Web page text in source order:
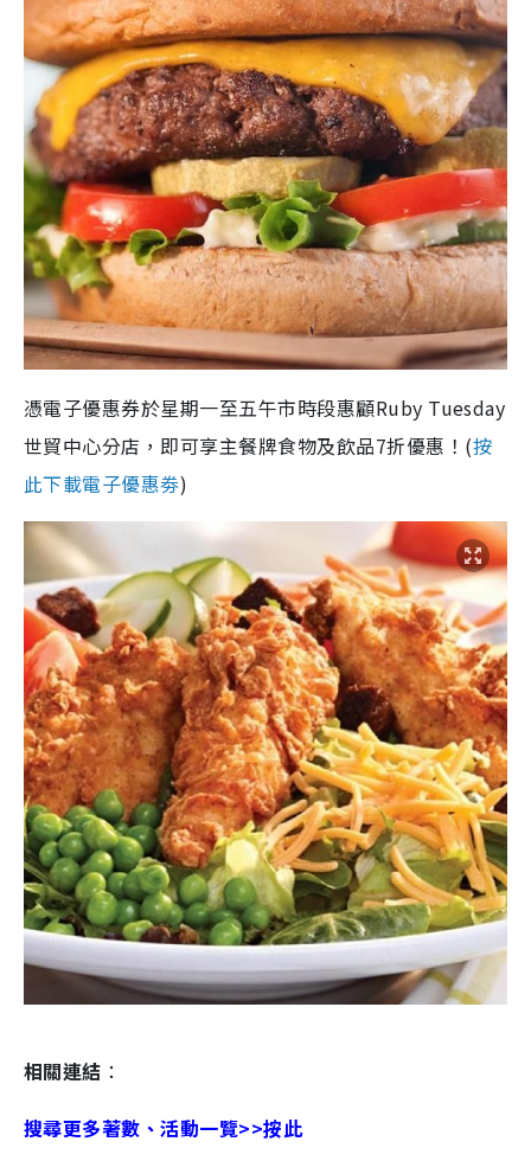
憑電子優惠券於星期一至五午市時段惠顧Ruby Tuesday
世貿中心分店，即可享主餐牌食物及飲品7折優惠！(按
此下載電子優惠劵)
相關連結 ：
搜尋更多著數、活動一覽>>按此